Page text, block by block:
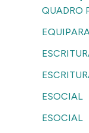
QUADRO
ESOCIAL
ESOCIAL